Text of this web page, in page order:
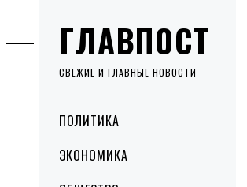
ГЛАВПОСТ
СВЕЖИЕ И ГЛАВНЫЕ НОВОСТИ
MenuПОЛИТИКА
ЭКОНОМИКА
to
content